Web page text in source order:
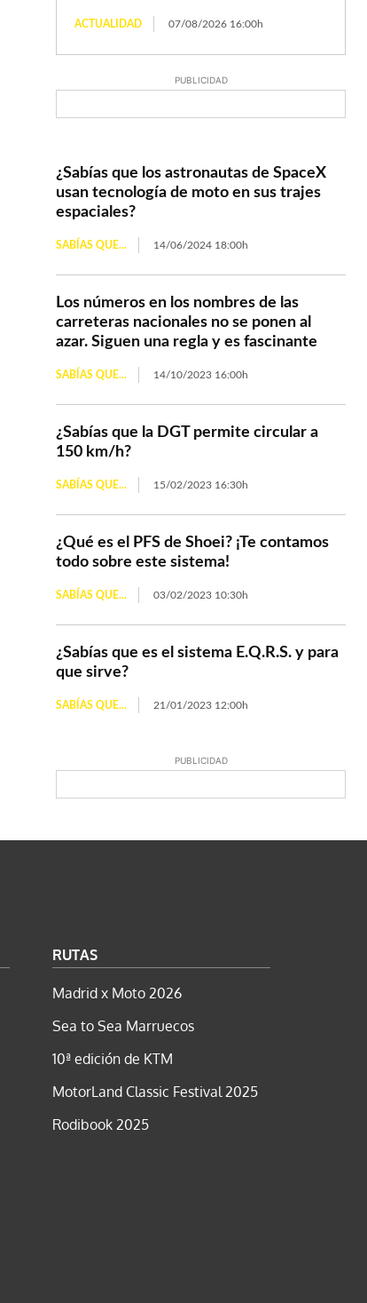
ACTUALIDAD 07/08/2026 16:00h
PUBLICIDAD
¿Sabías que los astronautas de SpaceX
usan tecnología de moto en sus trajes
espaciales?
SABÍAS QUE... 14/06/2024 18:00h
Los números en los nombres de las
carreteras nacionales no se ponen al
azar. Siguen una regla y es fascinante
SABÍAS QUE... 14/10/2023 16:00h
¿Sabías que la DGT permite circular a
150 km/h?
SABÍAS QUE... 15/02/2023 16:30h
¿Qué es el PFS de Shoei? ¡Te contamos
todo sobre este sistema!
SABÍAS QUE... 03/02/2023 10:30h
¿Sabías que es el sistema E.Q.R.S. y para
que sirve?
SABÍAS QUE... 21/01/2023 12:00h
PUBLICIDAD
RUTAS
Madrid x Moto 2026
Sea to Sea Marruecos
10ª edición de KTM
MotorLand Classic Festival 2025
Rodibook 2025